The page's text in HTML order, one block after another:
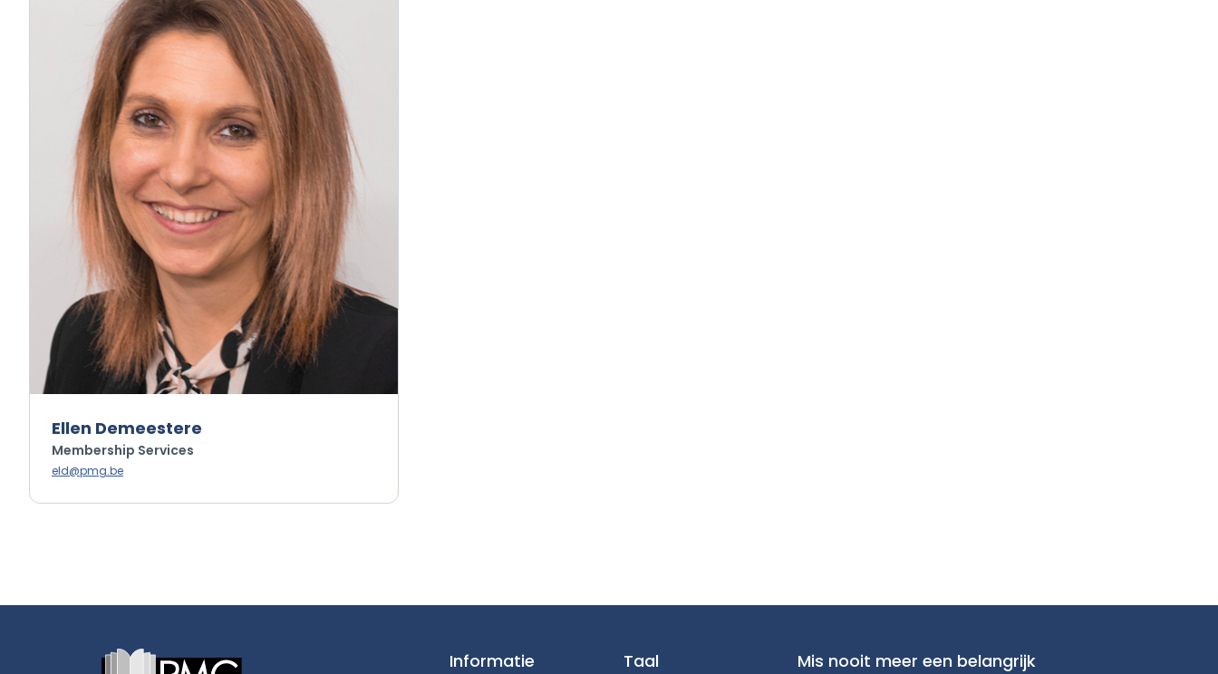
Ellen Demeestere
Membership Services
eld@pmg.be
Informatie Taal Mis nooit meer een belangrijk